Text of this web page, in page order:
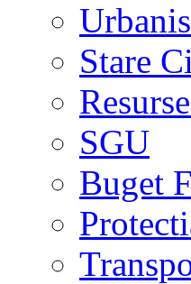
Stare
SGU
Buget